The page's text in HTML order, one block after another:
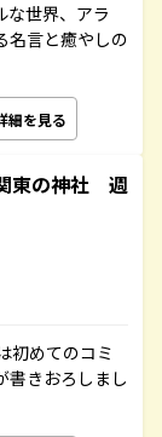
な世界、アラ
名言と癒やしの
細を見る
東の神社 週
初めてのコミ
書きおろしまし